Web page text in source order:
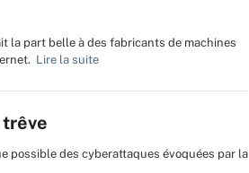
la part belle à des fabricants de machines
Lire la suite
possible des cyberattaques évoquées par la